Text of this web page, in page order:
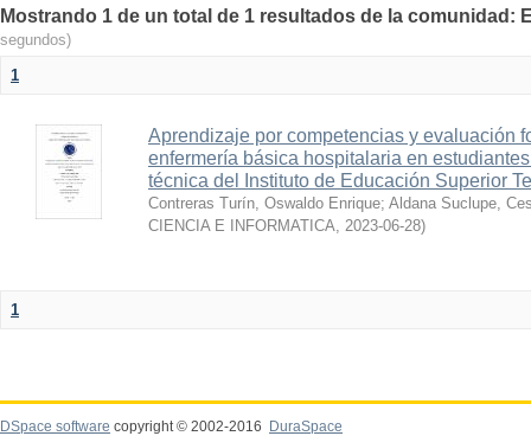
Mostrando 1 de un total de 1 resultados de la comunidad:
segundos)
1
Aprendizaje por competencias y evaluación
enfermería básica hospitalaria en
técnica del Instituto de Educación Superior
Contreras Turín, Oswaldo Enrique; Aldana Suclupe,
CIENCIA E INFORMATICA, 2023-06-28)
1
DSpace software copyright © 2002-2016
DuraSpace